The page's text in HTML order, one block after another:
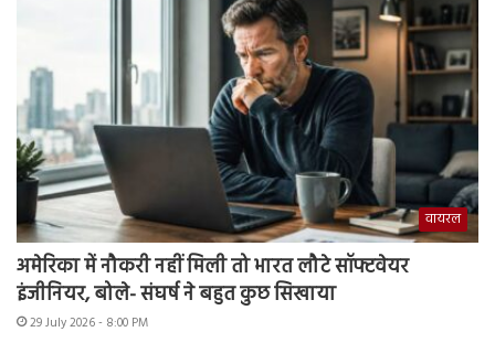
वायरल
अमेरिका में नौकरी नहीं मिली तो भारत लौटे सॉफ्टवेयर
इंजीनियर, बोले- संघर्ष ने बहुत कुछ सिखाया
29 July 2026 - 8:00 PM